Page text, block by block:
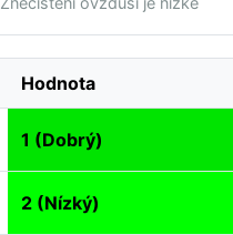
Hodnota
1 (Dobrý)
2 (Nízký)